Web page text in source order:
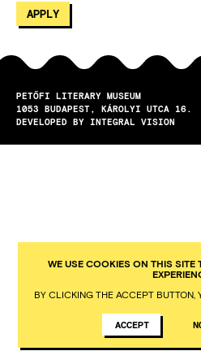
PETŐFI LITERARY MUSEUM
1053
BUDAPEST
KÁROLYI UTCA 16.
DEVELOPED BY INTEGRAL VISION
WE USE COOKIES ON THIS SITE
BY CLICKING THE ACCEPT BUTTON,
ACCEPT